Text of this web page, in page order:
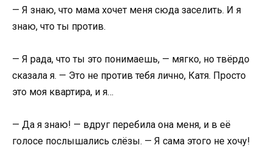
— Я знаю, что мама хочет меня сюда заселить. И я
знаю, что ты против.
— Я рада, что ты это понимаешь, — мягко, но твёрдо
сказала я. — Это не против тебя лично, Катя. Просто
это моя квартира, и я…
— Да я знаю! — вдруг перебила она меня, и в её
голосе послышались слёзы. — Я сама этого не хочу!